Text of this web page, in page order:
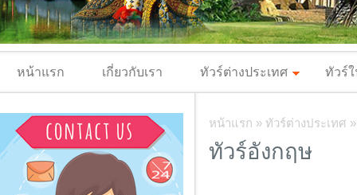
หน้าแรก เกี่ยวกับเรา ทัวร์ต่างประเทศ ทัวร์
หน้าแรก » ทัวร์ต่างประเทศ
ทัวร์อังกฤษ